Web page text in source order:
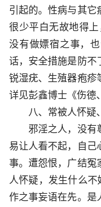
引起的。性病与其它
很少平白无故地得
没有做嫖宿之事，
话，安全措施是防不
锐湿疣、生殖器疱疹
详见彭鑫博士《伤德
八、常被人怀疑
邪淫之人，没有
易让人看不起，自己
事。遭怨恨，广结冤
人怀疑，发生什么
作之事妄语在先。是